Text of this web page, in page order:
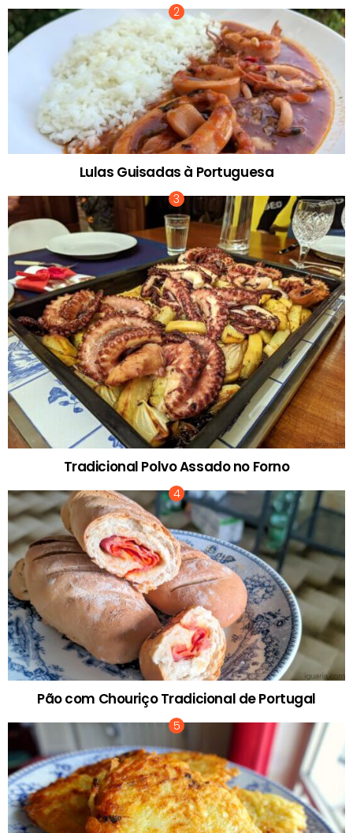
Lulas Guisadas à Portuguesa
Tradicional Polvo Assado no Forno
Pão com Chouriço Tradicional de Portugal